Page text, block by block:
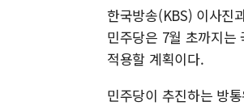
한국방송(KBS) 이사진
민주당은 7월 초까지는
적용할 계획이다.
민주당이 추진하는 방